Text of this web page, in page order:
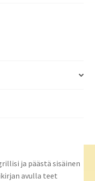
ja päästä sisäinen
avulla teet